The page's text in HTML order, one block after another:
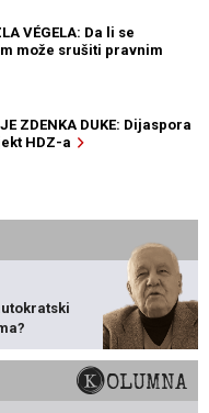
VÉGELA: Da li se
može srušiti pravnim
ZDENKA DUKE: Dijaspora
HDZ-a
KOLUMNA